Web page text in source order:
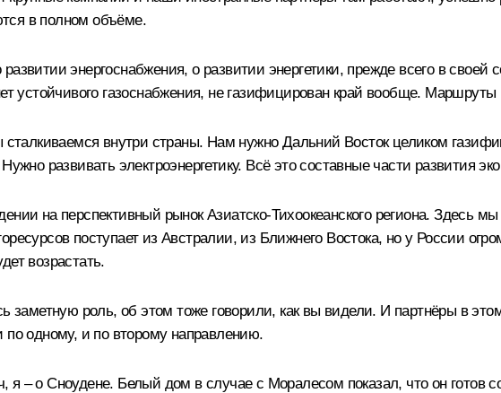
в полном объёме.
энергоснабжения, о развитии энергетики, прежде всего в
устойчивого газоснабжения, не газифицирован край вообще. Маршруты
внутри страны. Нам нужно Дальний Восток целиком
развивать электроэнергетику. Всё это составные части развития
на перспективный рынок Азиатско-Тихоокеанского региона. Здесь
поступает из Австралии, из Ближнего Востока, но у России
возрастать.
заметную роль, об этом тоже говорили, как вы видели. И партнёры в
по одному, и по второму направлению.
– о Сноудене. Белый дом в случае с Моралесом показал, что он готов